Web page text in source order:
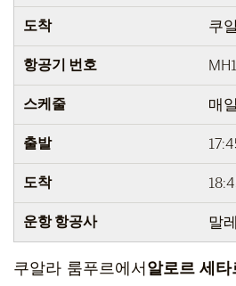
도착 쿠
항공기 번호
스케줄 매
출발
도착
운항 항공사 말
쿠알라 룸푸르에서알로르 세타